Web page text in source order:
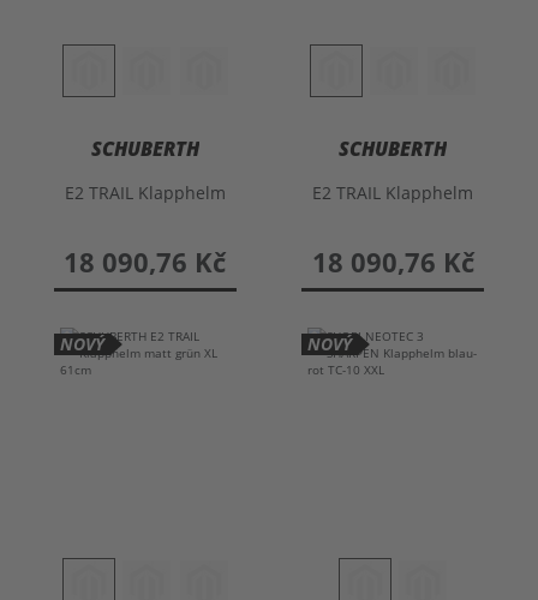
SCHUBERTH
E2 TRAIL Klapphelm
18 090,76 Kč
SCHUBERTH
E2 TRAIL Klapphelm
18 090,76 Kč
NOVÝ NOVÝ